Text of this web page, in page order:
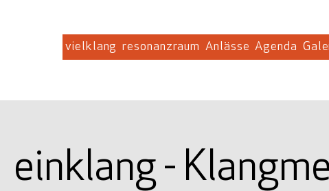
vielklang resonanzraum Anlässe Agenda
einklang -